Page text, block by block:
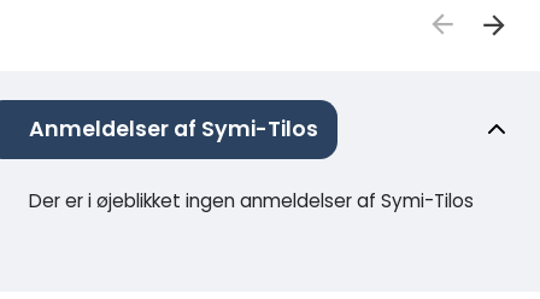
Anmeldelser af Symi-Tilos
Der er i øjeblikket ingen anmeldelser af Symi-Tilos